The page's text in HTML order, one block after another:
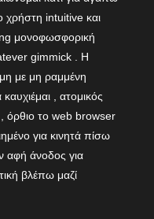
χρήστη intuitive και
μονοφωσφορική
gimmick . Η
με μη ραμμένη
, ατομικός
, όρθιο το web browser
για κινητά πίσω
αφή άνοδος για
βλέπω μαζί